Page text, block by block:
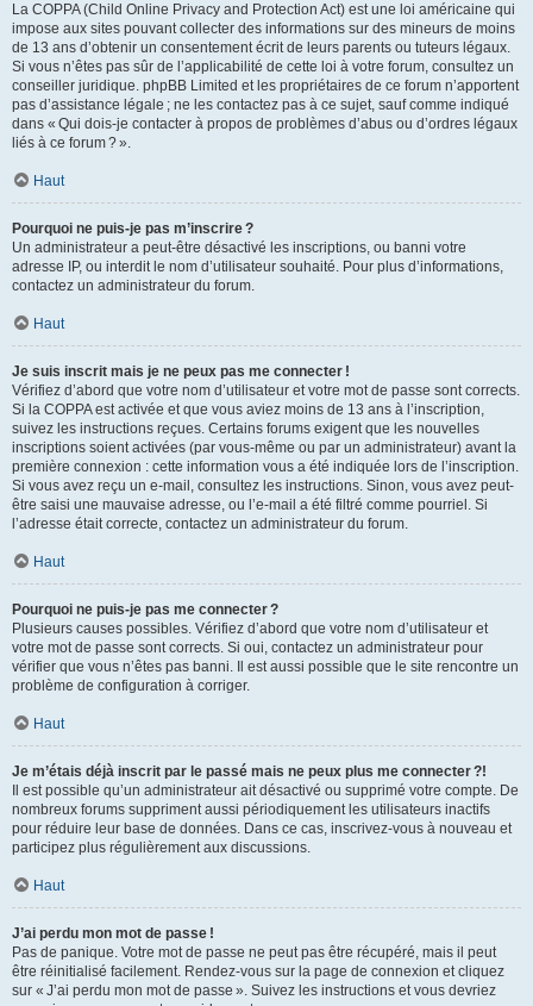
La COPPA (Child Online Privacy and Protection Act) est une loi américaine qui
impose aux sites pouvant collecter des informations sur des mineurs de moins
de 13 ans d’obtenir un consentement écrit de leurs parents ou tuteurs légaux.
Si vous n’êtes pas sûr de l’applicabilité de cette loi à votre forum, consultez un
conseiller juridique. phpBB Limited et les propriétaires de ce forum n’apportent
pas d’assistance légale ; ne les contactez pas à ce sujet, sauf comme indiqué
dans « Qui dois-je contacter à propos de problèmes d’abus ou d’ordres légaux
liés à ce forum ? ».
Haut
Pourquoi ne puis-je pas m’inscrire ?
Un administrateur a peut-être désactivé les inscriptions, ou banni votre
adresse IP, ou interdit le nom d’utilisateur souhaité. Pour plus d’informations,
contactez un administrateur du forum.
Haut
Je suis inscrit mais je ne peux pas me connecter !
Vérifiez d’abord que votre nom d’utilisateur et votre mot de passe sont corrects.
Si la COPPA est activée et que vous aviez moins de 13 ans à l’inscription,
suivez les instructions reçues. Certains forums exigent que les nouvelles
inscriptions soient activées (par vous-même ou par un administrateur) avant la
première connexion : cette information vous a été indiquée lors de l’inscription.
Si vous avez reçu un e-mail, consultez les instructions. Sinon, vous avez peut-
être saisi une mauvaise adresse, ou l’e-mail a été filtré comme pourriel. Si
l’adresse était correcte, contactez un administrateur du forum.
Haut
Pourquoi ne puis-je pas me connecter ?
Plusieurs causes possibles. Vérifiez d’abord que votre nom d’utilisateur et
votre mot de passe sont corrects. Si oui, contactez un administrateur pour
vérifier que vous n’êtes pas banni. Il est aussi possible que le site rencontre un
problème de configuration à corriger.
Haut
Je m’étais déjà inscrit par le passé mais ne peux plus me connecter ?!
Il est possible qu’un administrateur ait désactivé ou supprimé votre compte. De
nombreux forums suppriment aussi périodiquement les utilisateurs inactifs
pour réduire leur base de données. Dans ce cas, inscrivez-vous à nouveau et
participez plus régulièrement aux discussions.
Haut
J’ai perdu mon mot de passe !
Pas de panique. Votre mot de passe ne peut pas être récupéré, mais il peut
être réinitialisé facilement. Rendez-vous sur la page de connexion et cliquez
sur « J’ai perdu mon mot de passe ». Suivez les instructions et vous devriez